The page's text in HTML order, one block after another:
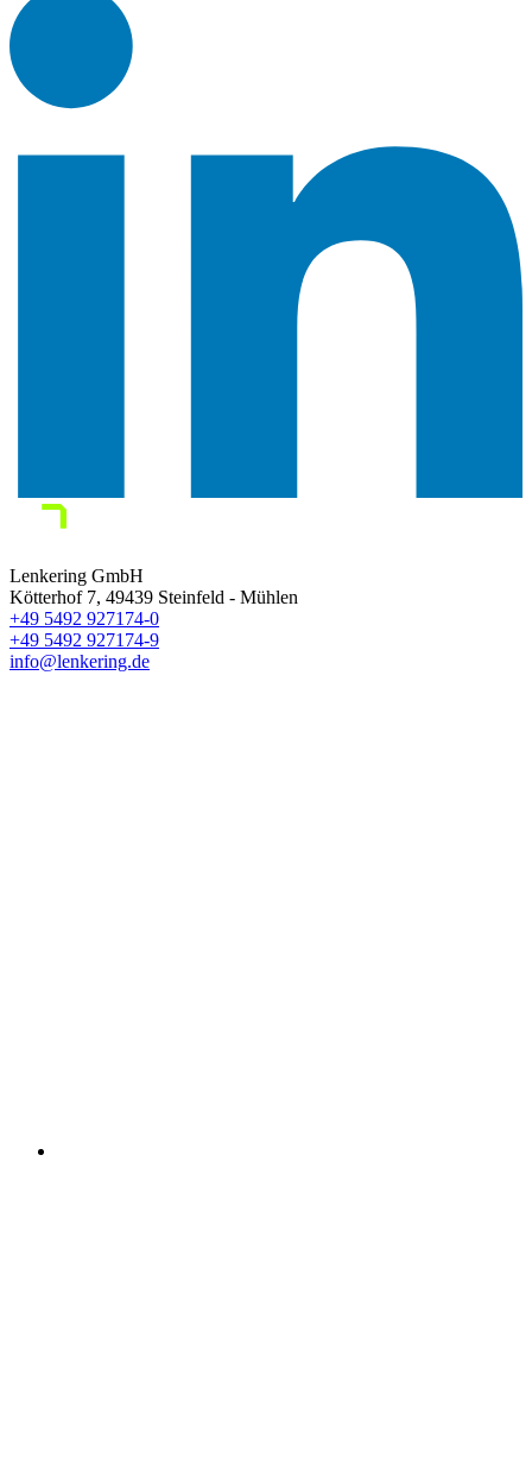
Lenkering GmbH
Kötterhof 7, 49439 Steinfeld - Mühlen
+49 5492 927174-0
+49 5492 927174-9
info@lenkering.de